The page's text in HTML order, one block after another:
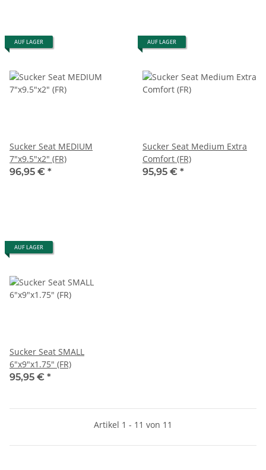
AUF LAGER
Sucker Seat MEDIUM
7"x9.5"x2" (FR)
96,95 € *
AUF LAGER
Sucker Seat Medium Extra
Comfort (FR)
95,95 € *
AUF LAGER
Sucker Seat SMALL
6"x9"x1.75" (FR)
95,95 € *
Artikel 1 - 11 von 11